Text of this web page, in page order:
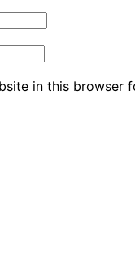
in this browser